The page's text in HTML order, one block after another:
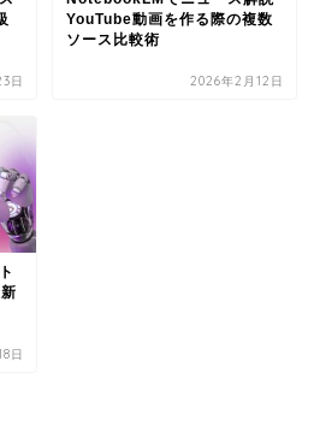
日
YouTube動画を作る際の複数
ソース比較術
2026年2月12日
日